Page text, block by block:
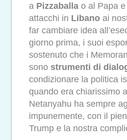
a Pizzaballa o al Papa
attacchi in Libano ai
far cambiare idea
giorno prima, i suoi
sostenuto che i
sono strumenti di
condizionare la politica
quando era chiarissimo
Netanyahu ha sempre
impunemente, con il
Trump e la nostra